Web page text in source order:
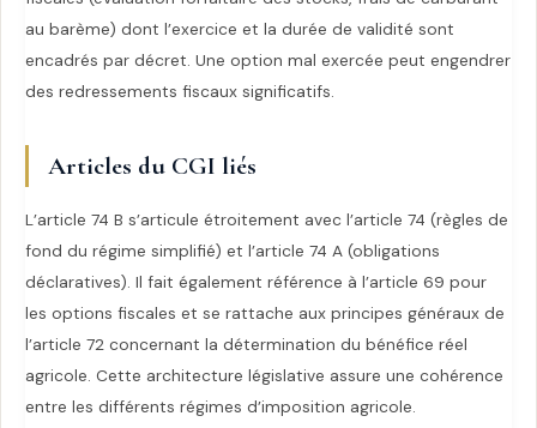
au barème) dont l’exercice et la durée de validité sont
encadrés par décret. Une option mal exercée peut engendrer
des redressements fiscaux significatifs.
Articles du CGI liés
L’article 74 B s’articule étroitement avec l’article 74 (règles de
fond du régime simplifié) et l’article 74 A (obligations
déclaratives). Il fait également référence à l’article 69 pour
les options fiscales et se rattache aux principes généraux de
l’article 72 concernant la détermination du bénéfice réel
agricole. Cette architecture législative assure une cohérence
entre les différents régimes d’imposition agricole.